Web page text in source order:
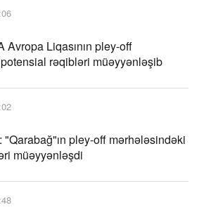
Avropa Liqasının pley-off
rəqibləri müəyyənləşib
"Qarabağ"ın pley-off mərhələsindəki
müəyyənləşdi